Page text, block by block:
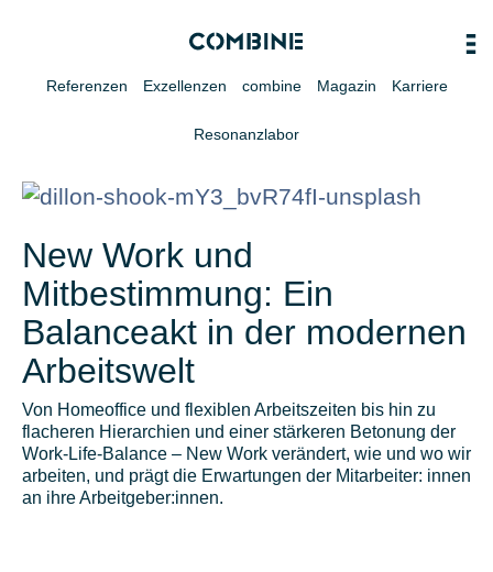
Referenzen Exzellenzen combine Magazin Karriere
Resonanzlabor
New Work und
Mitbestimmung: Ein
Balanceakt in der modernen
Arbeitswelt
Von Homeoffice und flexiblen Arbeitszeiten bis hin zu
flacheren Hierarchien und einer stärkeren Betonung der
Work-Life-Balance – New Work verändert, wie und wo wir
arbeiten, und prägt die Erwartungen der Mitarbeiter: innen
an ihre Arbeitgeber:innen.